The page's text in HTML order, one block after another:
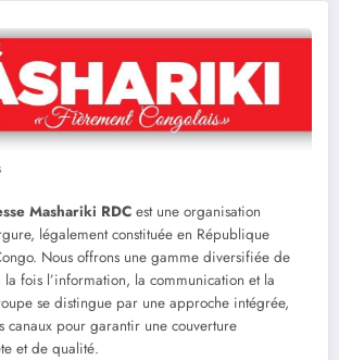
Mashariki RDC est une organisation
légalement constituée en République
Nous offrons une gamme diversifiée de
la fois l’information, la communication et la
se distingue par une approche intégrée,
canaux pour garantir une couverture
et de qualité.